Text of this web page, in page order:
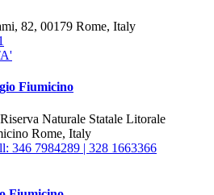
82, 00179 Rome, Italy
Fiumicino
Naturale Statale Litorale
Rome, Italy
346 7984289 | 328 1663366